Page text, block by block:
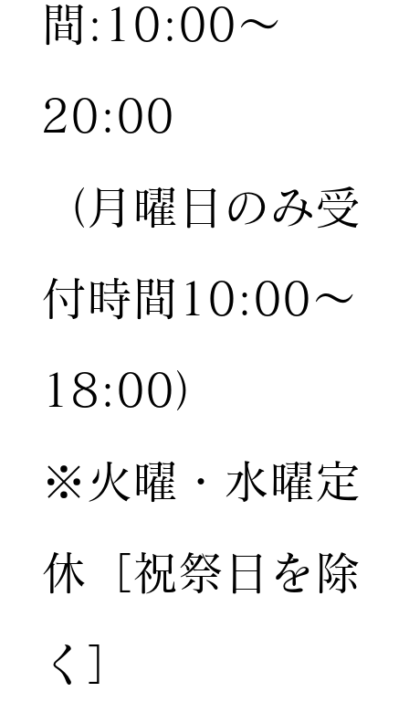
間:10:00〜
20:00
（月曜日のみ受
付時間10:00〜
18:00）
※火曜・水曜定
休［祝祭日を除
く］